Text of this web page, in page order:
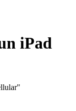
iPad